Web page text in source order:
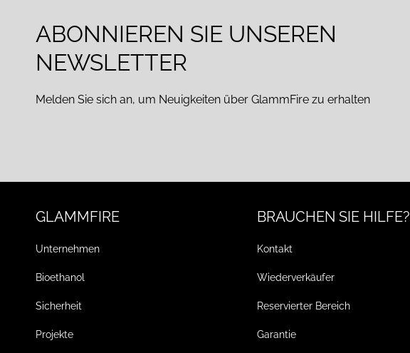
ABONNIEREN SIE UNSEREN
NEWSLETTER
Melden Sie sich an, um Neuigkeiten über GlammFire zu erhalten
GLAMMFIRE
Unternehmen
Bioethanol
Sicherheit
Projekte
BRAUCHEN SIE HILFE?
Kontakt
Wiederverkäufer
Reservierter Bereich
Garantie